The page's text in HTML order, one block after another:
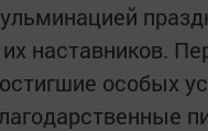
их наставников.
особых